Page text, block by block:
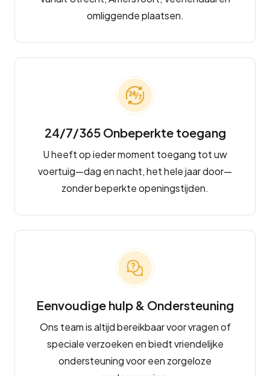
omliggende plaatsen.
24/7/365 Onbeperkte toegang
U heeft op ieder moment toegang tot uw
voertuig—dag en nacht, het hele jaar door—
zonder beperkte openingstijden.
Eenvoudige hulp & Ondersteuning
Ons team is altijd bereikbaar voor vragen of
speciale verzoeken en biedt vriendelijke
ondersteuning voor een zorgeloze